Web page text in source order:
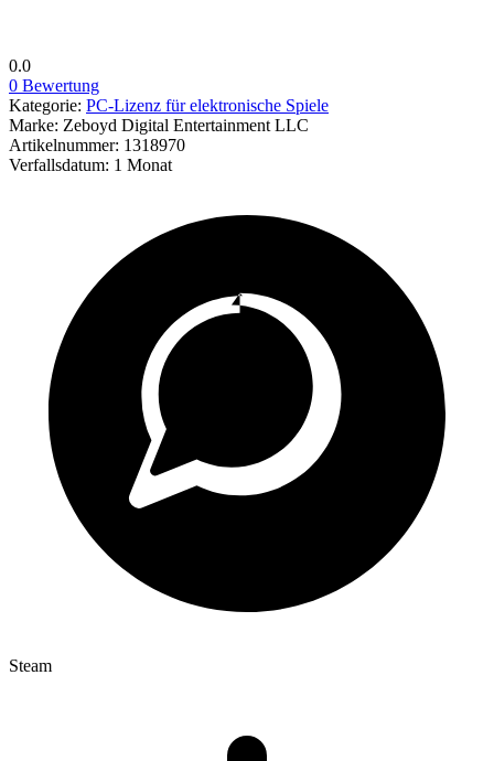
0.0
0 Bewertung
Kategorie: PC-Lizenz für elektronische Spiele
Marke: Zeboyd Digital Entertainment LLC
Artikelnummer: 1318970
Verfallsdatum: 1 Monat
Steam